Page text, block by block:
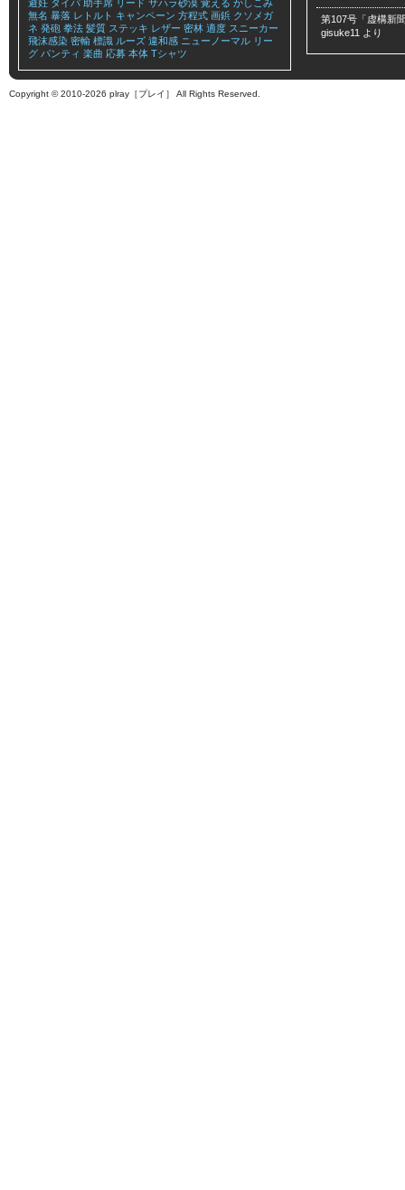
避妊 タイパ 助手席 リード サハラ砂漠 覚える かしこみ
無名 暴落 レトルト キャンペーン 方程式 画鋲 クソメガ
ネ 発砲 拳法 髪質 ステッキ レザー 密林 適度 スニーカー
飛沫感染 密輸 標識 ルーズ 違和感 ニューノーマル リー
グ パンティ 楽曲 応募 本体 Tシャツ
第107号「虚構新
gisuke11 より
Copyright © 2010-2026 plray［プレイ］ All Rights Reserved.